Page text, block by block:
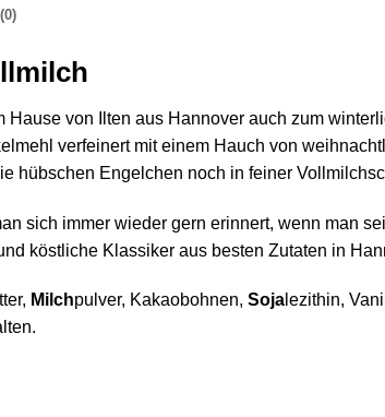
von Ilten aus Hannover auch zum
verfeinert mit einem Hauch von
hübschen Engelchen noch in feiner
sich immer wieder gern erinnert, wenn man
köstliche Klassiker aus besten Zutaten in
Milchpulver, Kakaobohnen, Soja lezithin,